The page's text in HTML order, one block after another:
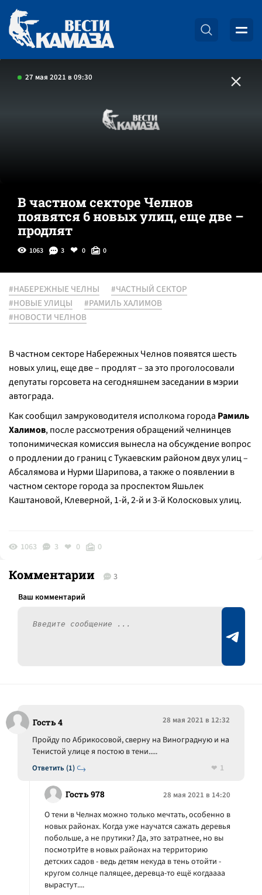
27 мая 2021 в 09:30
В частном секторе Челнов
появятся 6 новых улиц, еще две –
продлят
1063 3 0 0
#НАБЕРЕЖНЫЕ ЧЕЛНЫ
#ЧАСТНЫЙ СЕКТОР
#НОВЫЕ УЛИЦЫ
#РАМИЛЬ ХАЛИМОВ
#НОВОСТИ ЧЕЛНОВ
В частном секторе Набережных Челнов появятся шесть
новых улиц, еще две – продлят – за это проголосовали
депутаты горсовета на сегодняшнем заседании в мэрии
автограда.
Как сообщил замруководителя исполкома города Рамиль
Халимов, после рассмотрения обращений челнинцев
топонимическая комиссия вынесла на обсуждение вопрос
о продлении до границ с Тукаевским районом двух улиц –
Абсалямова и Нурми Шарипова, а также о появлении в
частном секторе города за проспектом Яшьлек
Каштановой, Клеверной, 1-й, 2-й и 3-й Колосковых улиц.
1063 3 0 0
Комментарии 3
Гость 4 28 мая 2021 в 12:32
Ответить (1)
Пройду по Абрикосовой, сверну на Виноградную и на
Тенистой улице я постою в тени.....
1
Гость 978 28 мая 2021 в 14:20
О тени в Челнах можно только мечтать, особенно в
новых районах. Когда уже научатся сажать деревья
побольше, а не прутики? Да, это затратнее, но вы
посмотрИте в новых районах на территорию
детских садов - ведь детям некуда в тень отойти -
кругом солнце палящее, деревца-то ещё когдаааа
вырастут....